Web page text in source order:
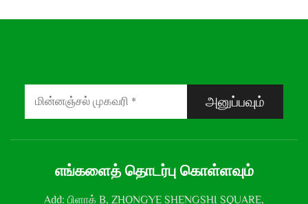
அனுப்பவும்
எங்களைத் தொடர்பு கொள்ளவும்
Add: பிளாக் B, ZHONGYE SHENGSHI SQUARE,